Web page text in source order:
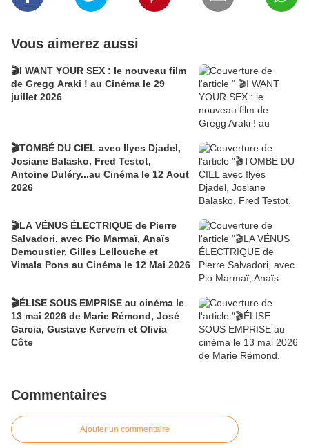
Vous aimerez aussi
🎬I WANT YOUR SEX : le nouveau film
de Gregg Araki ! au Cinéma le 29
juillet 2026
🎬TOMBÉ DU CIEL avec Ilyes Djadel,
Josiane Balasko, Fred Testot,
Antoine Duléry...au Cinéma le 12 Aout
2026
🎬LA VÉNUS ÉLECTRIQUE de Pierre
Salvadori, avec Pio Marmaï, Anaïs
Demoustier, Gilles Lellouche et
Vimala Pons au Cinéma le 12 Mai 2026
🎬ÉLISE SOUS EMPRISE au cinéma le
13 mai 2026 de Marie Rémond, José
Garcia, Gustave Kervern et Olivia
Côte
Commentaires
Ajouter un commentaire